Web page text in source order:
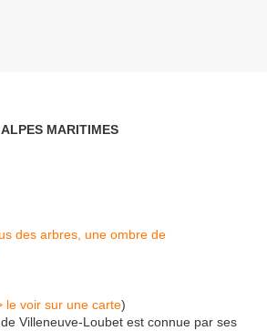
MARITIMES
le voir sur une carte)
Villeneuve-Loubet est connue par ses